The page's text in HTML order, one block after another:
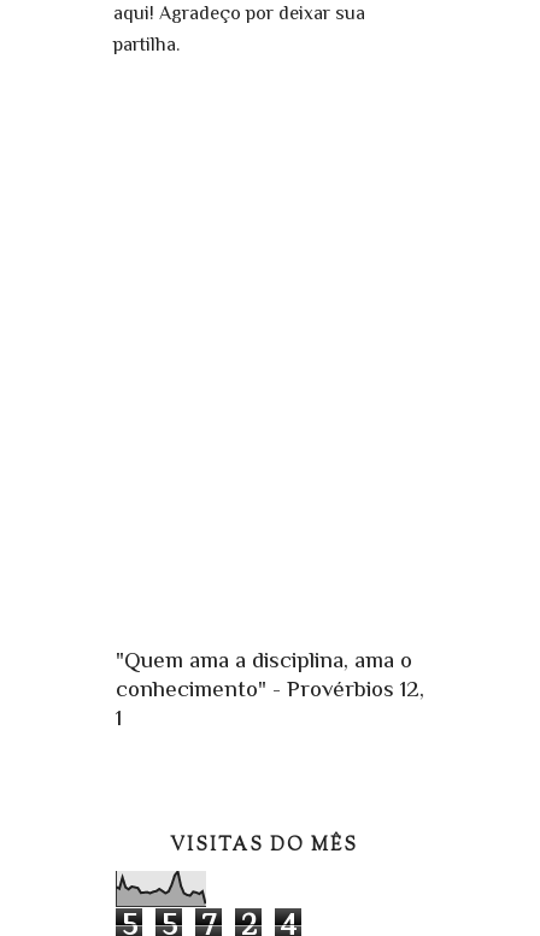
aqui! Agradeço por deixar sua
partilha.
"Quem ama a disciplina, ama o
conhecimento" - Provérbios 12,
1
VISITAS DO MÊS
5 5 7 2 4